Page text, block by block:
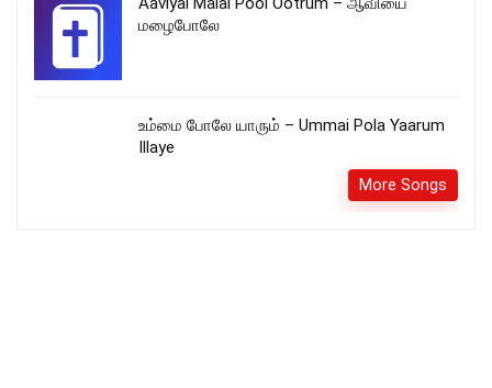
மழைபோலே
உம்மை போலே யாரும் – Ummai Pola Yaarum
Illaye
More Songs